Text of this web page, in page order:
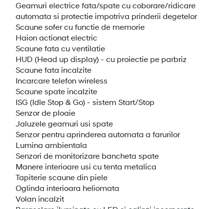
Geamuri electrice fata/spate cu coborare/ridicare
automata si protectie impotriva prinderii degetelor
Scaune sofer cu functie de memorie
Haion actionat electric
Scaune fata cu ventilatie
HUD (Head up display) - cu proiectie pe parbriz
Scaune fata incalzite
Incarcare telefon wireless
Scaune spate incalzite
ISG (Idle Stop & Go) - sistem Start/Stop
Senzor de ploaie
Jaluzele geamuri usi spate
Senzor pentru aprinderea automata a farurilor
Lumina ambientala
Senzori de monitorizare bancheta spate
Manere interioare usi cu tenta metalica
Tapiterie scaune din piele
Oglinda interioara heliomata
Volan incalzit